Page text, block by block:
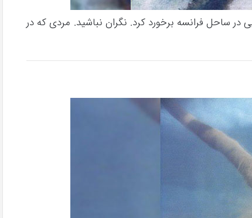
در ساحل فرانسه برخورد کرد. نگران نباشید. مردی که در